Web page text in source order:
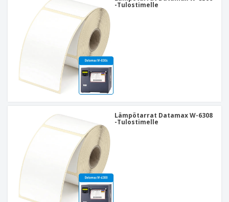
-Tulostimelle
Lämpötarrat Datamax W-6308
-Tulostimelle